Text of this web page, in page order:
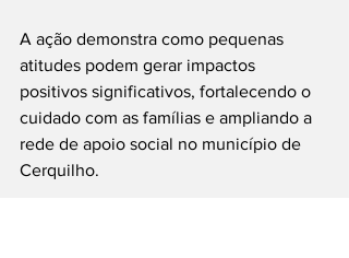
A ação demonstra como pequenas
atitudes podem gerar impactos
positivos significativos, fortalecendo o
cuidado com as famílias e ampliando a
rede de apoio social no município de
Cerquilho.